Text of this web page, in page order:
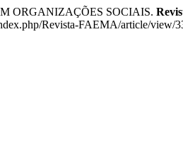
ORGANIZAÇÕES SOCIAIS.
Revista-FAEMA/article/view/